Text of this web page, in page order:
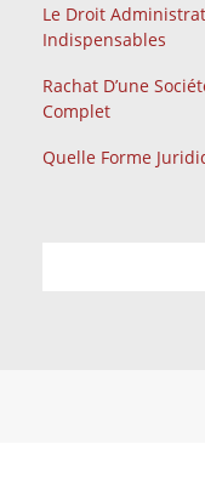
Le Droit
Indispensables
Rachat D’une
Complet
Quelle Forme